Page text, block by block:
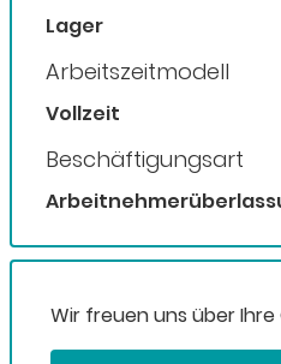
Lager
Arbeitszeitmodell
Vollzeit
Beschäftigungsart
Wir freuen uns über